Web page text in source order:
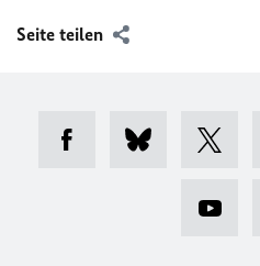
Seite teilen